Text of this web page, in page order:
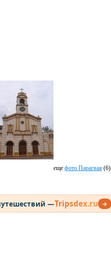
еще фото Парагвая (6)
—Tripsdex.ru →